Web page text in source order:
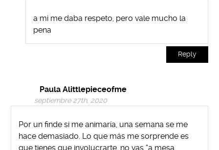
a mi me daba respeto, pero vale mucho la
pena
Reply
Paula Alittlepieceofme
septiembre 27th, 2020
Por un finde si me animaría, una semana se me
hace demasiado. Lo que más me sorprende es
que tienes que involucrarte, no vas “a mesa